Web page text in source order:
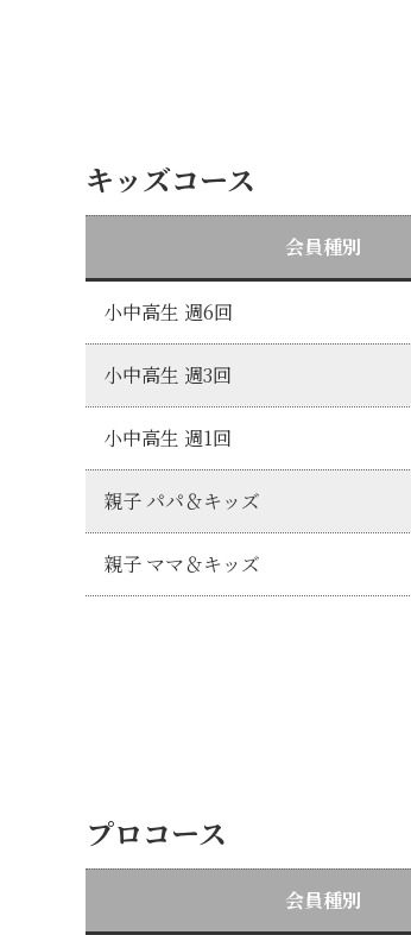
キッズコース
会員種別
小中高生 週6回
小中高生 週3回
小中高生 週1回
親子 パパ＆キッズ
親子 ママ＆キッズ
プロコース
会員種別